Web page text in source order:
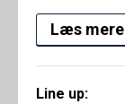
Læs mere
Line up: